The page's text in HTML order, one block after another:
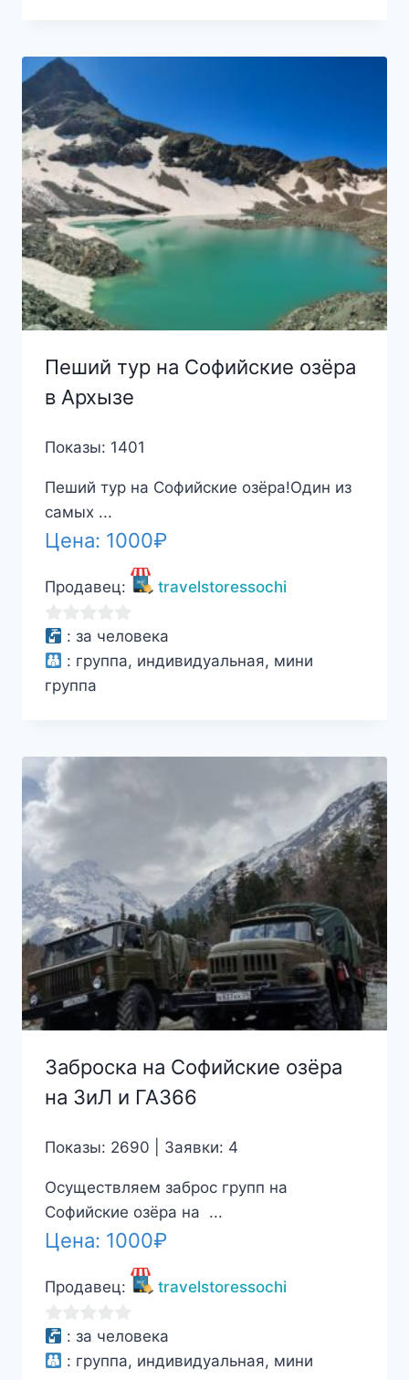
Пеший тур на Софийские озёра
в Архызе
Показы: 1401
Пеший тур на Софийские озёра!Один из
самых ...
Цена: 1000₽
Продавец: travelstoressochi
0
из
5
: за человека
: группа, индивидуальная, мини
группа
Заброска на Софийские озёра
на ЗиЛ и ГАЗ66
Показы: 2690 | Заявки: 4
Осуществляем заброс групп на
Софийские озёра на ...
Цена: 1000₽
Продавец: travelstoressochi
0
из
: за человека
: группа, индивидуальная, мини